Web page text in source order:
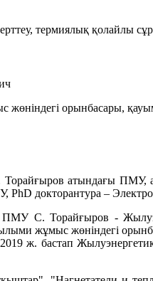
термиялық қолайлы
орынбасары,
атындағы ПМУ,
докторантура –
С. Торайғыров -
жұмыс жөніндегі
ж. бастап